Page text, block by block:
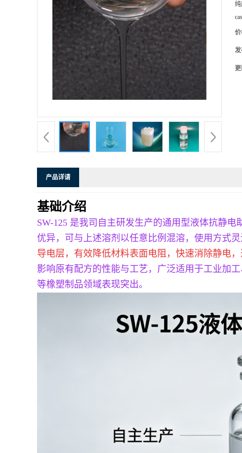
纯
价
发
更
产品详请
基础介绍
SW-125 是我司自主研发生产的通用型液体抗静
优异，可与上述溶剂以任意比例混溶，使用方式
导电层，有效降低材料表面电阻，快速消除静电
影响原有配方的性能与工艺，广泛适用于工业加
等橡塑制品领域表现突出。